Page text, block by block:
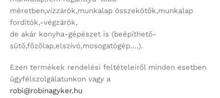
méretben,vízzárók,munkalap összekötők,munkalap
fordítók,-végzárók,
de akár konyha-gépészet is (beépíthető-
sütő,főzőlap,elszívó,mosogatógép….).
Ezen termékek rendelési feltételeiről minden esetben
ügyfélszolgálatunkon vagy a
robi@robinagyker.hu